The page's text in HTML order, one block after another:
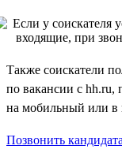
Также соискатели
по вакансии с hh.ru,
на мобильный или в
Позвонить